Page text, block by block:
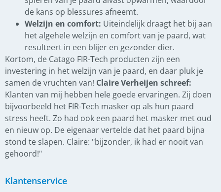
de kans op blessures afneemt.
Welzijn en comfort: Uiteindelijk draagt het bij aan
het algehele welzijn en comfort van je paard, wat
resulteert in een blijer en gezonder dier.
Kortom, de Catago FIR-Tech producten zijn een
investering in het welzijn van je paard, en daar pluk je
samen de vruchten van! Claire Verheijen schreef:
Klanten van mij hebben hele goede ervaringen. Zij doen
bijvoorbeeld het FIR-Tech masker op als hun paard
stress heeft. Zo had ook een paard het masker met oud
en nieuw op. De eigenaar vertelde dat het paard bijna
stond te slapen. Claire: "bijzonder, ik had er nooit van
gehoord!"
Klantenservice